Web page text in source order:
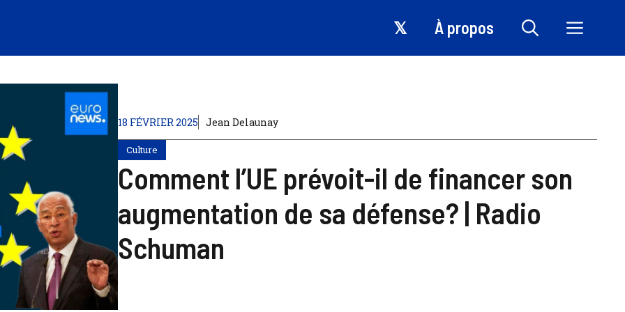
𝕏 À propos
18 FÉVRIER 2025 Jean Delaunay
Culture
Comment l’UE prévoit-il de financer son
augmentation de sa défense? | Radio
Schuman